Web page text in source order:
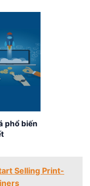
phổ biến
Selling Print-